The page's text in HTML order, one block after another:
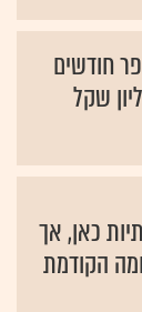
חודשים
כאן, אך
הקודמת